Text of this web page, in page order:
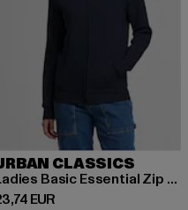
EUR
CLASSICS
Ladies Basic Essential Zip Hoody
EUR Preis: 23,74 EUR